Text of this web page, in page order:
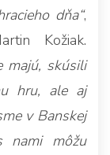
dňa“,
Kožiak.
majú, skúsili
hru, ale aj
v Banskej
nami môžu